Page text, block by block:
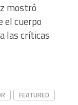
mostró
el cuerpo
las críticas
FEATURED